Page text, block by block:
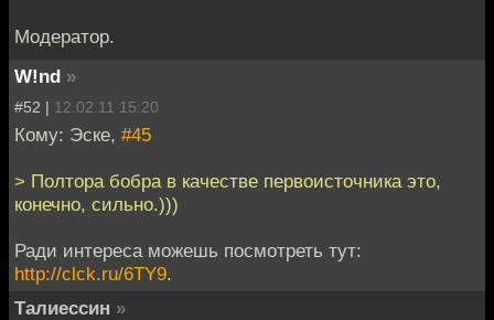
Модератор.
W!nd »
#52 | 12.02.11 15:20
Кому: Эске, #45
> Полтора бобра в качестве первоисточника это,
конечно, сильно.)))
Ради интереса можешь посмотреть тут:
http://clck.ru/6TY9.
Талиессин »